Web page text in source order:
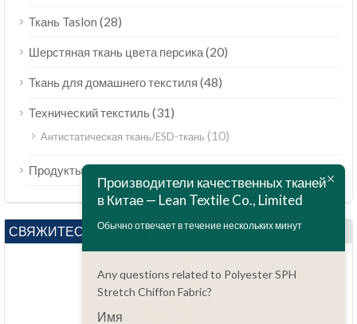
Ткань Taslon (28)
Шерстяная ткань цвета персика(20)
Ткань для домашнего текстиля (48)
Технический текстиль(31)
Антистатическая ткань/ESD-ткань (10)
Продукты(189)
СВЯЖИТЕСЬ С НАМИ
Производители качественных тканей
в Китае — Lean Textile Co., Limited
Обычно отвечает в течение нескольких минут
Any questions related to Polyester SPH
Stretch Chiffon Fabric?
Имя
Tiếng Việt
العربية
Bahasa Indonesia
Polski
Bahasa Melayu